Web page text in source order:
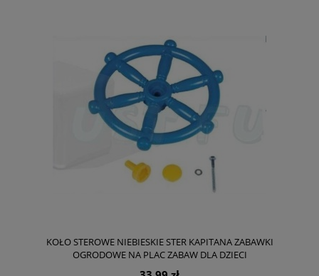
KOŁO STEROWE NIEBIESKIE STER KAPITANA ZABAWKI
OGRODOWE NA PLAC ZABAW DLA DZIECI